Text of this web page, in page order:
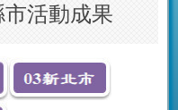
活動成果